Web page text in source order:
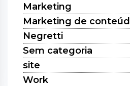
Marketing
Marketing de
Negretti
Sem categoria
site
Work